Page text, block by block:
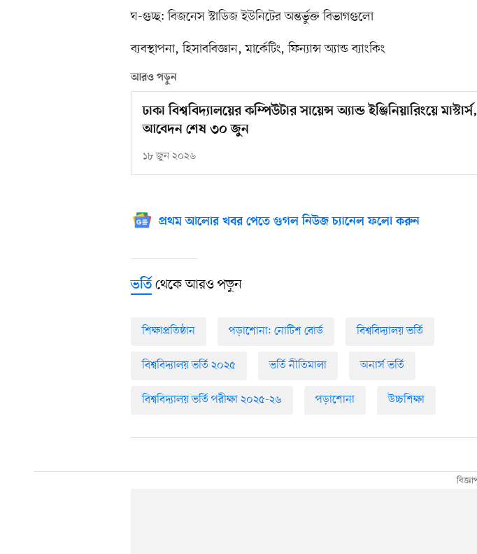
ঘ-গুচ্ছ: বিজনেস স্টাডিজ ইউনিটের অন্তর্ভুক্ত বিভাগগুলো
ব্যবস্থাপনা, হিসাববিজ্ঞান, মার্কেটিং, ফিন্যান্স অ্যান্ড ব্যাংকিং
আরও পড়ুন
ঢাকা বিশ্ববিদ্যালয়ের কম্পিউটার সায়েন্স অ্যান্ড ইঞ্জিনিয়ারিংয়ে মাস্টার্স,
আবেদন শেষ ৩০ জুন
১৮ জুন ২০২৬
প্রথম আলোর খবর পেতে গুগল নিউজ চ্যানেল ফলো করুন
ভর্তি থেকে আরও পড়ুন
শিক্ষাপ্রতিষ্ঠান পড়াশোনা: নোটিশ বোর্ড বিশ্ববিদ্যালয় ভর্তি
বিশ্ববিদ্যালয় ভর্তি ২০২৫ ভর্তি নীতিমালা অনার্স ভর্তি
বিশ্ববিদ্যালয় ভর্তি পরীক্ষা ২০২৫-২৬ পড়াশোনা উচ্চশিক্ষা